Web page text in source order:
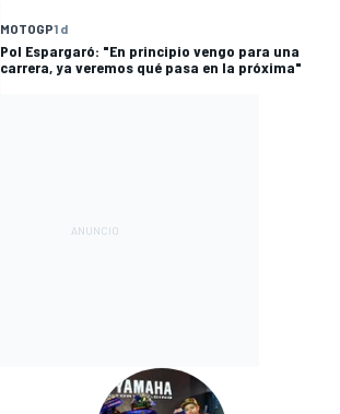
MOTOGP1 d
Pol Espargaró: "En principio vengo para una
carrera, ya veremos qué pasa en la próxima"